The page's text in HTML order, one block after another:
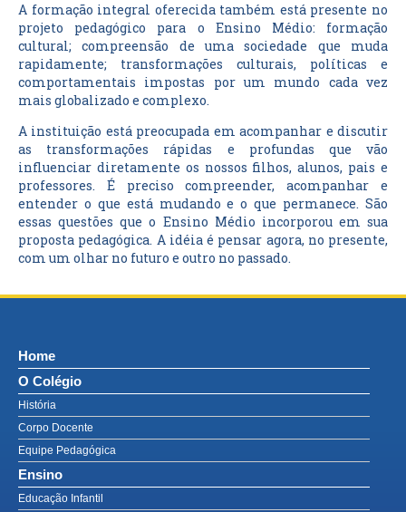
A formação integral oferecida também está presente no
projeto pedagógico para o Ensino Médio: formação
cultural; compreensão de uma sociedade que muda
rapidamente; transformações culturais, políticas e
comportamentais impostas por um mundo cada vez
mais globalizado e complexo.
A instituição está preocupada em acompanhar e discutir
as transformações rápidas e profundas que vão
influenciar diretamente os nossos filhos, alunos, pais e
professores. É preciso compreender, acompanhar e
entender o que está mudando e o que permanece. São
essas questões que o Ensino Médio incorporou em sua
proposta pedagógica. A idéia é pensar agora, no presente,
com um olhar no futuro e outro no passado.
Home
O Colégio
História
Corpo Docente
Equipe Pedagógica
Ensino
Educação Infantil